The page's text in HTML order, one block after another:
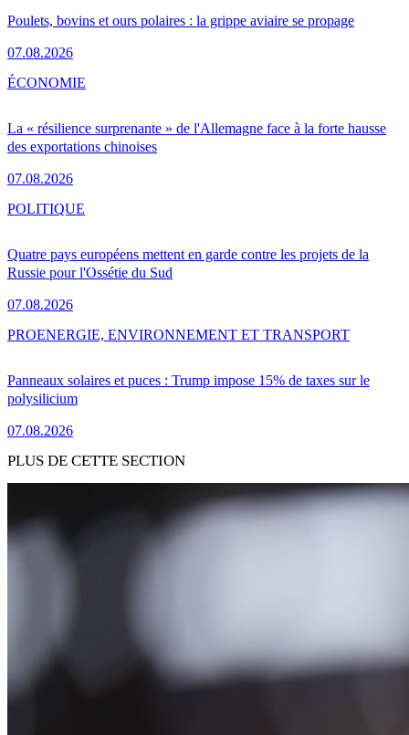
Poulets, bovins et ours polaires : la grippe aviaire se propage
07.08.2026
La « résilience surprenante » de l'Allemagne face à la forte hausse
des exportations chinoises
07.08.2026
ÉCONOMIE
Quatre pays européens mettent en garde contre les projets de la
Russie pour l'Ossétie du Sud
07.08.2026
POLITIQUE
Panneaux solaires et puces : Trump impose 15% de taxes sur le
polysilicium
07.08.2026
PROENERGIE, ENVIRONNEMENT ET TRANSPORT
PLUS DE CETTE SECTION